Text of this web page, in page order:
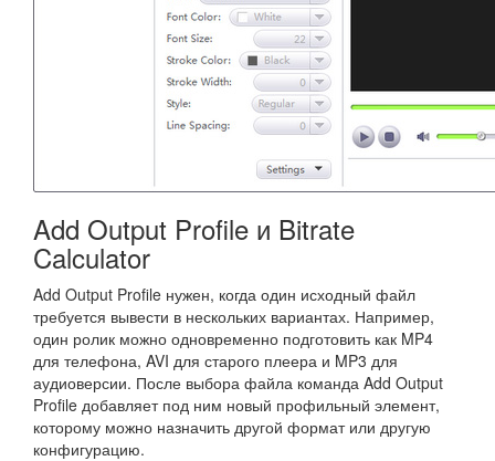
Add Output Profile и Bitrate
Calculator
Add Output Profile нужен, когда один исходный файл
требуется вывести в нескольких вариантах. Например,
один ролик можно одновременно подготовить как MP4
для телефона, AVI для старого плеера и MP3 для
аудиоверсии. После выбора файла команда Add Output
Profile добавляет под ним новый профильный элемент,
которому можно назначить другой формат или другую
конфигурацию.